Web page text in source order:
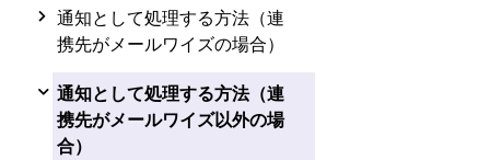
通知として処理する方法（連
携先がメールワイズの場合）
通知として処理する方法（連
携先がメールワイズ以外の場
合）